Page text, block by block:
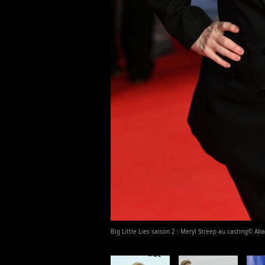
Big Little Lies saison 2 : Meryl Streep au casting©